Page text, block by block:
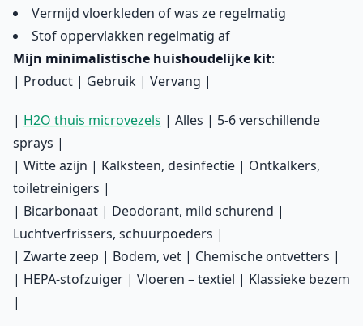
Vermijd vloerkleden of was ze regelmatig
Stof oppervlakken regelmatig af
Mijn minimalistische huishoudelijke kit:
| Product | Gebruik | Vervang |
| H2O thuis microvezels | Alles | 5-6 verschillende
sprays |
| Witte azijn | Kalksteen, desinfectie | Ontkalkers,
toiletreinigers |
| Bicarbonaat | Deodorant, mild schurend |
Luchtverfrissers, schuurpoeders |
| Zwarte zeep | Bodem, vet | Chemische ontvetters |
| HEPA-stofzuiger | Vloeren – textiel | Klassieke bezem
|